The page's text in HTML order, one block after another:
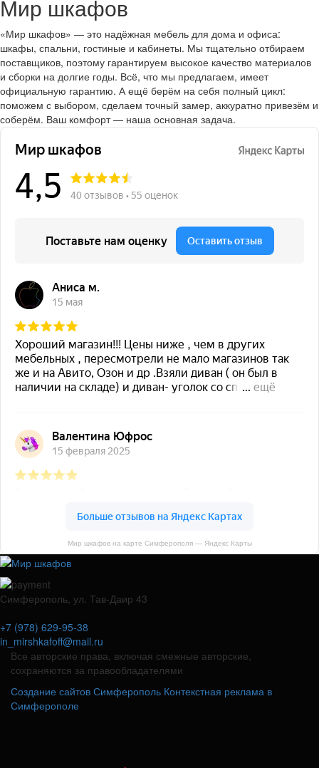
Мир шкафов
«Мир шкафов» — это надёжная мебель для дома и офиса:
шкафы, спальни, гостиные и кабинеты. Мы тщательно отбираем
поставщиков, поэтому гарантируем высокое качество материалов
и сборки на долгие годы. Всё, что мы предлагаем, имеет
официальную гарантию. А ещё берём на себя полный цикл:
поможем с выбором, сделаем точный замер, аккуратно привезём и
соберём. Ваш комфорт — наша основная задача.
Мир шкафов на карте Симферополя — Яндекс Карты
Симферополь, ул. Тав-Даир 43
+7 (978) 629-95-38
in_mirshkafoff@mail.ru
Все авторские права, включая смежные авторские,
сохраняются за правообладателями
Создание сайтов Симферополь Контекстная реклама в
Симферополе